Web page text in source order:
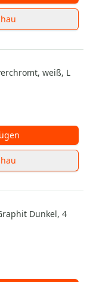
weiß, L
Dunkel, 4